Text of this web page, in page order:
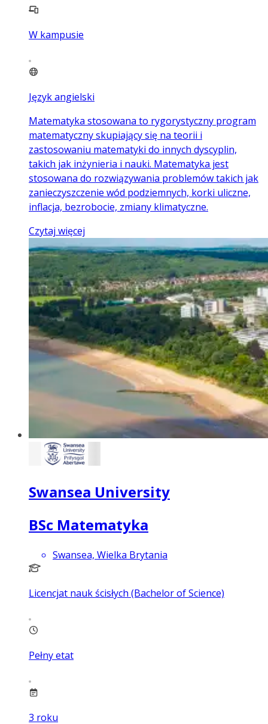
W kampusie
Język angielski
Matematyka stosowana to rygorystyczny program
matematyczny skupiający się na teorii i
zastosowaniu matematyki do innych dyscyplin,
takich jak inżynieria i nauki. Matematyka jest
stosowana do rozwiązywania problemów takich jak
zanieczyszczenie wód podziemnych, korki uliczne,
inflacja, bezrobocie, zmiany klimatyczne.
Czytaj więcej
Swansea University
BSc Matematyka
Swansea, Wielka Brytania
Licencjat nauk ścisłych (Bachelor of Science)
Pełny etat
3 roku